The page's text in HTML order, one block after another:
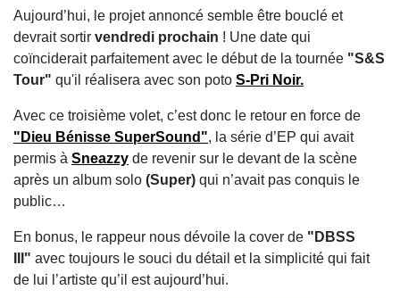
Aujourd’hui, le projet annoncé semble être bouclé et
devrait sortir vendredi prochain ! Une date qui
coïnciderait parfaitement avec le début de la tournée "S&S
Tour" qu'il réalisera avec son poto S-Pri Noir.
Avec ce troisième volet, c’est donc le retour en force de
"Dieu Bénisse SuperSound", la série d’EP qui avait
permis à Sneazzy de revenir sur le devant de la scène
après un album solo (Super) qui n’avait pas conquis le
public…
En bonus, le rappeur nous dévoile la cover de "DBSS
III" avec toujours le souci du détail et la simplicité qui fait
de lui l’artiste qu’il est aujourd’hui.